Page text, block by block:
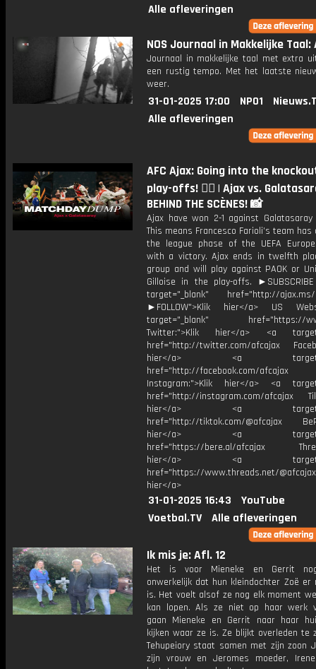
Alle afleveringen
NOS Journaal in Makkelijke
Journaal in makkelijke taal met extra
een rustig tempo. Met het laatste
weer.
31-01-2025 17:00 NPO1
Alle afleveringen
AFC Ajax: Going into the
play-offs! ❤️‍🔥 | Ajax vs.
BEHIND THE SCÈNES! 📸
Ajax have won 2-1 against
This means Francesco Farioli’s team has
the league phase of the UEFA
with a victory. Ajax ends in twelfth
group and will play against PAOK or
Gilloise in the play-offs.
target="_blank" href="http://ajax.ms/
►FOLLOW">Klik hier</a> US
target="_blank" href="https://
Twitter:">Klik hier</a> <a
href="http://twitter.com/afcajax
hier</a> <a
href="http://facebook.com/afcajax
Instagram:">Klik hier</a> <a
href="http://instagram.com/afcajax
hier</a> <a
href="http://tiktok.com/@afcajax
hier</a> <a
href="https://bere.al/afcajax
hier</a> <a
href="https://www.threads.net/
hier</a>
31-01-2025 16:43
YouTube
Voetbal.TV
Alle afleveringen
Ik mis je: Afl. 12
Het is voor Mieneke en Gerrit
onwerkelijk dat hun kleindochter Zoë er
is. Het voelt alsof ze nog elk moment
kan lopen. Als ze niet op haar werk
gaan Mieneke en Gerrit naar haar
kijken waar ze is. Ze blijkt overleden te
Tehupeiory staat samen met zijn zoon
zijn vrouw en Jeromes moeder,